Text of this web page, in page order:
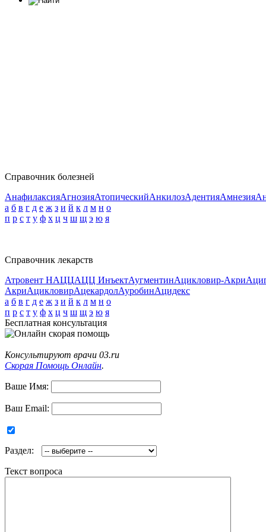
Справочник болезней
АнафилаксияАгнозияАтопическийАнкилозАдентияАмнезия
а б в г д е ж з и й к л м н о
п р с т у ф х ц ч ш щ э ю я
Справочник лекарств
Атровент НАЦЦАЦЦ ИнъектАугментинАцикловир-Акри
АкриАцикловирАцекардолАуробинАцидекс
а б в г д е ж з и й к л м н о
п р с т у ф х ц ч ш щ э ю я
Бесплатная консультация
Консультируют врачи 03.ru
Скорая Помощь Онлайн.
Ваше Имя:
Ваш Email:
Раздел:
Текст вопроса